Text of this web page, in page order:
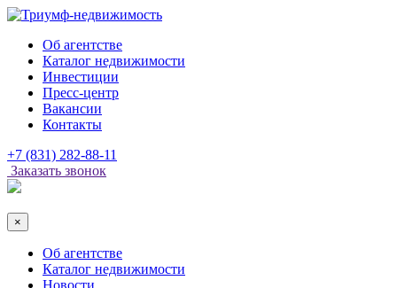
Об агентстве
Каталог недвижимости
Инвестиции
Пресс-центр
Вакансии
Контакты
+7 (831) 282-88-11
Заказать звонок
×
Об агентстве
Каталог недвижимости
Новости